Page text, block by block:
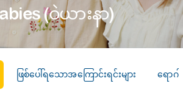
(ဝဲယားနာ)
ဖြစ်ပေါ်ရသောအကြောင်းရင်းများ ရောဂ